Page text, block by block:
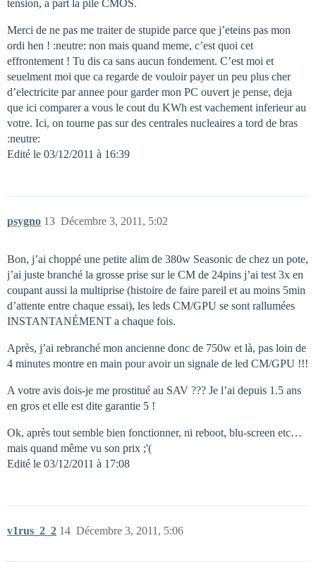
tension, a part la pile CMOS.
Merci de ne pas me traiter de stupide parce que j’eteins pas mon
ordi hen ! :neutre: non mais quand meme, c’est quoi cet
effrontement ! Tu dis ca sans aucun fondement. C’est moi et
seuelment moi que ca regarde de vouloir payer un peu plus cher
d’electricite par annee pour garder mon PC ouvert je pense, deja
que ici comparer a vous le cout du KWh est vachement inferieur au
votre. Ici, on tourne pas sur des centrales nucleaires a tord de bras
:neutre:
Edité le 03/12/2011 à 16:39
psygno Décembre 3, 2011, 5:02
13
Bon, j’ai choppé une petite alim de 380w Seasonic de chez un pote,
j’ai juste branché la grosse prise sur le CM de 24pins j’ai test 3x en
coupant aussi la multiprise (histoire de faire pareil et au moins 5min
d’attente entre chaque essai), les leds CM/GPU se sont rallumées
INSTANTANÉMENT a chaque fois.
Après, j’ai rebranché mon ancienne donc de 750w et là, pas loin de
4 minutes montre en main pour avoir un signale de led CM/GPU !!!
A votre avis dois-je me prostitué au SAV ??? Je l’ai depuis 1.5 ans
en gros et elle est dite garantie 5 !
Ok, après tout semble bien fonctionner, ni reboot, blu-screen etc…
mais quand même vu son prix ;'(
Edité le 03/12/2011 à 17:08
v1rus_2_2 Décembre 3, 2011, 5:06
14